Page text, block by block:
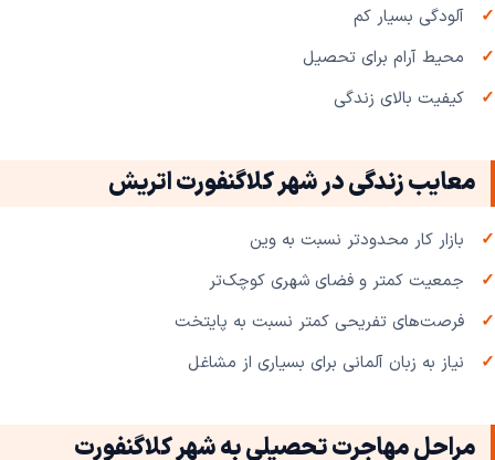
آلودگی بسیار کم
محیط آرام برای تحصیل
کیفیت بالای زندگی
معایب زندگی در شهر کلاگنفورت اتریش
بازار کار محدودتر نسبت به وین
جمعیت کمتر و فضای شهری کوچک‌تر
فرصت‌های تفریحی کمتر نسبت به پایتخت
نیاز به زبان آلمانی برای بسیاری از مشاغل
مراحل مهاجرت تحصیلی به شهر کلاگنفورت